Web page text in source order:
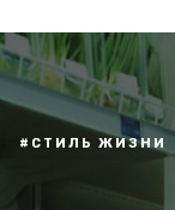
#СТИЛЬ ЖИЗНИ